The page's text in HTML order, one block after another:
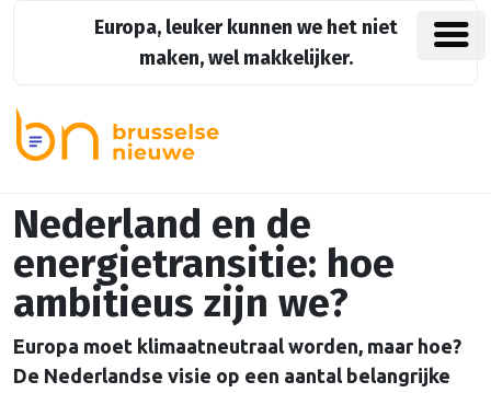
Europa, leuker kunnen we het niet
maken, wel makkelijker.
Nederland en de
energietransitie: hoe
ambitieus zijn we?
Europa moet klimaatneutraal worden, maar hoe?
De Nederlandse visie op een aantal belangrijke